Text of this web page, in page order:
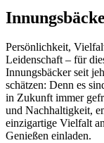
Persönlichkeit,
Leidenschaft – für
Innungsbäcker seit
schätzen: Denn es
in Zukunft immer
und Nachhaltigkeit,
einzigartige Vielfalt
Genießen einladen.